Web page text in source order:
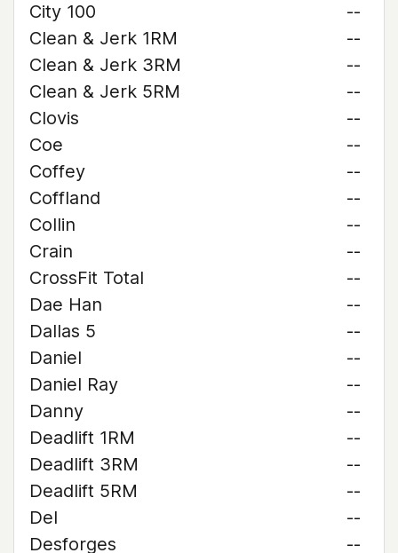
City 100
--
Clean & Jerk 1RM
--
Clean & Jerk 3RM
--
Clean & Jerk 5RM
--
Clovis
--
Coe
--
Coffey
--
Coffland
--
Collin
--
Crain
--
CrossFit Total
--
Dae Han
--
Dallas 5
--
Daniel
--
Daniel Ray
--
Danny
--
Deadlift 1RM
--
Deadlift 3RM
--
Deadlift 5RM
--
Del
--
Desforges
--